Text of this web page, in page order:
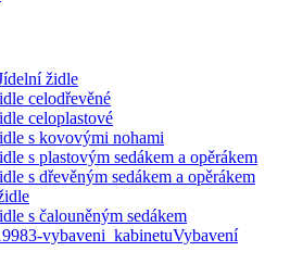
židle
celodřevěné
celoplastové
s kovovými nohami
s plastovým sedákem a opěrákem
s dřevěným sedákem a opěrákem
s čalouněným sedákem
Vybavení